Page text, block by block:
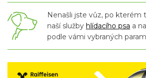
Nenašli jste vůz, po kterém
naší služby hlídacího psa a
podle vámi vybraných